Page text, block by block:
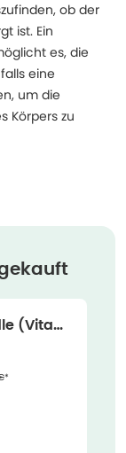
ob der
ist. Ein
es, die
eine
um die
Körpers zu
(Vitami
3 St
Preis (U V P)
*